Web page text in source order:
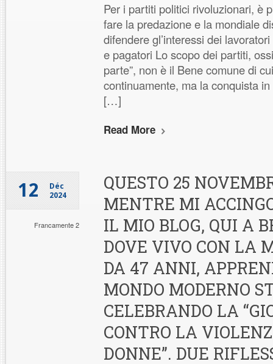
Per i partiti politici rivoluzionari, è
fare la predazione e la mondiale
difendere gl’interessi dei
e pagatori Lo scopo dei partiti,
parte”, non è il Bene comune di
continuamente, ma la conquista
[…]
Read More
12
Déc
2024
Francamente 2
QUESTO 25
MENTRE MI
IL MIO BLOG, QUI A
DOVE VIVO CON LA
DA 47 ANNI,
MONDO MODERNO
CELEBRANDO LA
CONTRO LA
DONNE”. DUE